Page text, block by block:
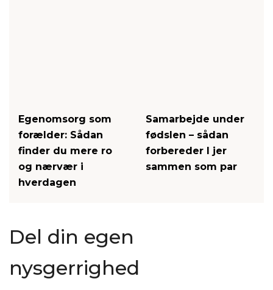
Egenomsorg som
forælder: Sådan
finder du mere ro
og nærvær i
hverdagen
Samarbejde under
fødslen – sådan
forbereder I jer
sammen som par
Del din egen
nysgerrighed